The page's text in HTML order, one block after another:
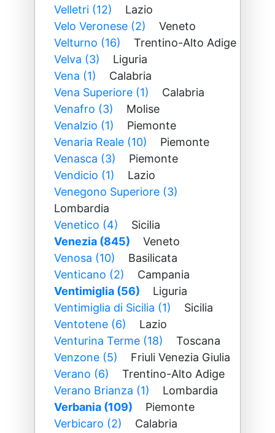
Velletri (12)
Lazio
Velo Veronese (2)
Veneto
Velturno (16)
Trentino-Alto Adige
Velva (3)
Liguria
Vena (1)
Calabria
Vena Superiore (1)
Calabria
Venafro (3)
Molise
Venalzio (1)
Piemonte
Venaria Reale (10)
Piemonte
Venasca (3)
Piemonte
Vendicio (1)
Lazio
Venegono Superiore (3)
Lombardia
Venetico (4)
Sicilia
Venezia (845)
Veneto
Venosa (10)
Basilicata
Venticano (2)
Campania
Ventimiglia (56)
Liguria
Ventimiglia di Sicilia (1)
Sicilia
Ventotene (6)
Lazio
Venturina Terme (18)
Toscana
Venzone (5)
Friuli Venezia Giulia
Verano (6)
Trentino-Alto Adige
Verano Brianza (1)
Lombardia
Verbania (109)
Piemonte
Verbicaro (2)
Calabria